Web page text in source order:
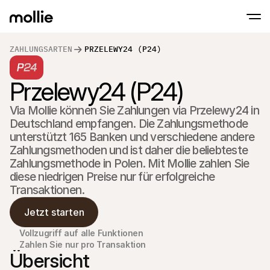
ZAHLUNGSARTEN PRZELEWY24 (P24)
Przelewy24 (P24)
Via Mollie können Sie Zahlungen via Przelewy24 in
Deutschland empfangen. Die Zahlungsmethode
unterstützt 165 Banken und verschiedene andere
Zahlungsmethoden und ist daher die beliebteste
Zahlungsmethode in Polen. Mit Mollie zahlen Sie
diese niedrigen Preise nur für erfolgreiche
Transaktionen.
Jetzt starten
Vollzugriff auf alle Funktionen
Zahlen Sie nur pro Transaktion
Übersicht
Tap to Pay auf dem iPhone
Akzeptieren Sie kontaklose Zahlungen
Jetzt starten
POS-Zahlungen
Empfangen Sie
Terminals und
Mollie-Checkout
Personalisieren Sie
für eine höhere
Wiederkehrende
Erhalten Sie
Partner
Für Agenturen
Erfahren Sie mehr über unser Agentur-Partnerprogramm